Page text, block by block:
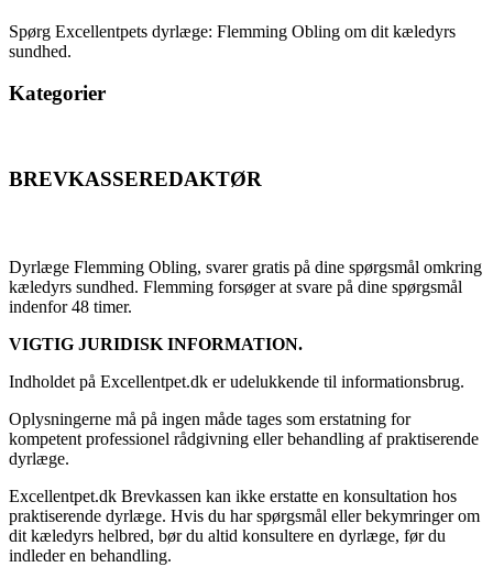
Spørg Excellentpets dyrlæge: Flemming Obling om dit kæledyrs
sundhed.
Kategorier
BREVKASSEREDAKTØR
Dyrlæge Flemming Obling, svarer gratis på dine spørgsmål omkring
kæledyrs sundhed. Flemming forsøger at svare på dine spørgsmål
indenfor 48 timer.
VIGTIG JURIDISK INFORMATION.
Indholdet på Excellentpet.dk er udelukkende til informationsbrug.
Oplysningerne må på ingen måde tages som erstatning for
kompetent professionel rådgivning eller behandling af praktiserende
dyrlæge.
Excellentpet.dk Brevkassen kan ikke erstatte en konsultation hos
praktiserende dyrlæge. Hvis du har spørgsmål eller bekymringer om
dit kæledyrs helbred, bør du altid konsultere en dyrlæge, før du
indleder en behandling.